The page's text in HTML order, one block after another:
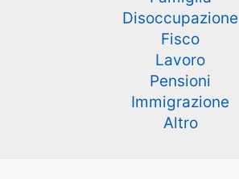
Disoccupazione
Fisco
Lavoro
Pensioni
Immigrazione
Altro